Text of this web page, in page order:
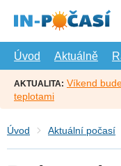
hlavní
Úvod
Aktuálně
AKTUALITA: Víkend
teplotami
Úvod Aktuální počasí